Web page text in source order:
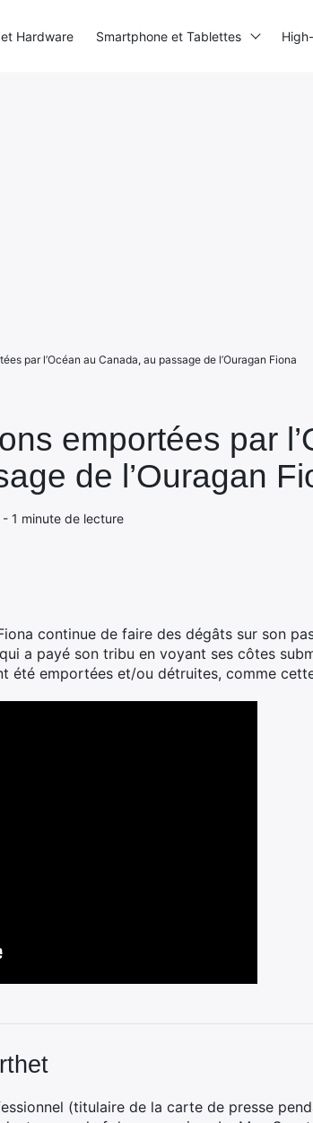
emportées par
de l’Ouragan
1 minute de lecture
par l’Océan au Canada, au passage de l’Ouragan Fiona
continue de faire des dégâts sur son
a payé son tribu en voyant ses côtes
été emportées et/ou détruites, comme
(titulaire de la carte de presse
et Hardware Smartphone et Tablettes